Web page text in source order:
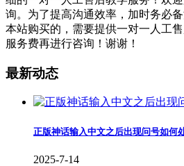
询。为了提高沟通效率，加时务必
本站购买的，需要提供一对一人工
服务费再进行咨询！谢谢！
最新动态
正版神话输入中文之后出现问号如何
2025-7-14